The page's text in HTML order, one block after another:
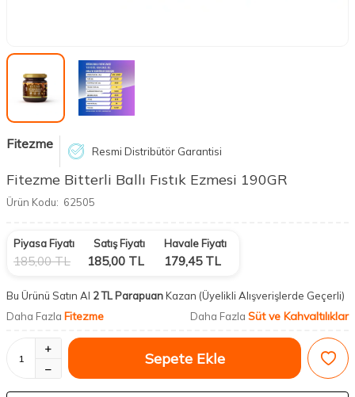
Fitezme Resmi Distribütör Garantisi
Fitezme Bitterli Ballı Fıstık Ezmesi 190GR
Ürün Kodu: 62505
Piyasa Fiyatı
185,00TL
Satış Fiyatı
185,00 TL
Havale Fiyatı
179,45TL
Bu Ürünü Satın Al 2 TL ParapuanKazan (Üyelikli Alışverişlerde Geçerli)
Daha Fazla Fitezme Daha Fazla Süt ve Kahvaltılıklar
Sepete Ekle